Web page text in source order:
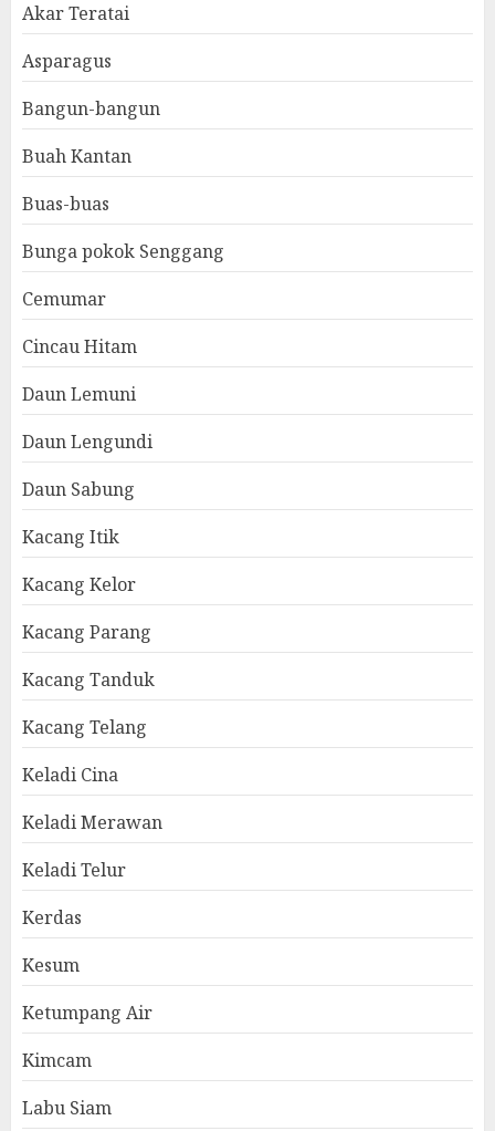
Akar Teratai
Asparagus
Bangun-bangun
Buah Kantan
Buas-buas
Bunga pokok Senggang
Cemumar
Cincau Hitam
Daun Lemuni
Daun Lengundi
Daun Sabung
Kacang Itik
Kacang Kelor
Kacang Parang
Kacang Tanduk
Kacang Telang
Keladi Cina
Keladi Merawan
Keladi Telur
Kerdas
Kesum
Ketumpang Air
Kimcam
Labu Siam